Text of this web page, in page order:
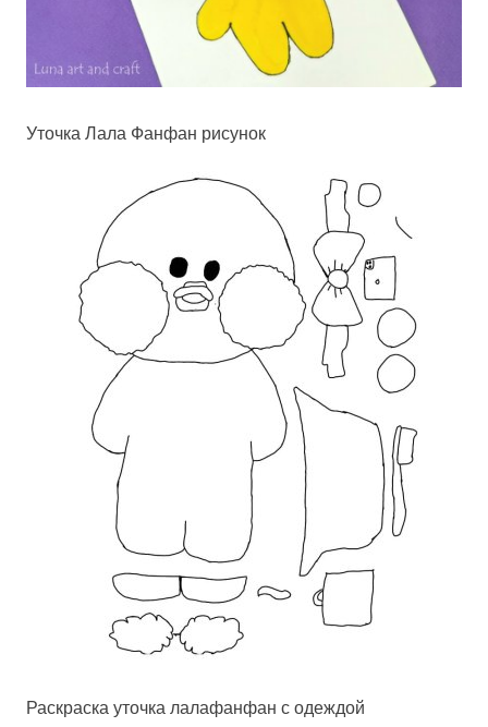
Уточка Лала Фанфан рисунок
Раскраска уточка лалафанфан с одеждой